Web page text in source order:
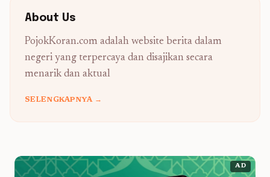
About Us
PojokKoran.com adalah website berita dalam
negeri yang terpercaya dan disajikan secara
menarik dan aktual
SELENGKAPNYA →
AD